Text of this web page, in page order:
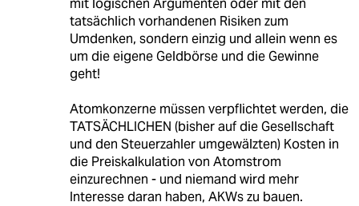
tatsächlich vorhandenen Risiken zum
Umdenken, sondern einzig und allein wenn es
um die eigene Geldbörse und die Gewinne
geht!
Atomkonzerne müssen verpflichtet werden, die
TATSÄCHLICHEN (bisher auf die Gesellschaft
und den Steuerzahler umgewälzten) Kosten in
die Preiskalkulation von Atomstrom
einzurechnen - und niemand wird mehr
Interesse daran haben, AKWs zu bauen.